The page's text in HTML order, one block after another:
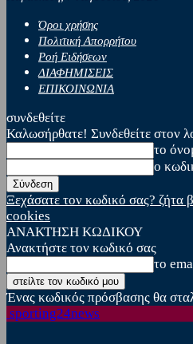
Όροι χρήσης
Πολιτική Απορρήτου
Ροή Ειδήσεων
ΔΙΑΦΗΜΙΣΕΙΣ
ΕΠΙΚΟΙΝΩΝΙΑ
συνδεθείτε
Καλωσήρθατε! Συνδεθείτε στον
το
ο
Ξεχάσατε τον κωδικό σας? ζήτα
cookies
ΑΝΑΚΤΗΣΗ ΚΩΔΙΚΟΥ
Ανακτήστε τον κωδικό σας
το
Ένας κωδικός πρόσβασης θα
sporting24news